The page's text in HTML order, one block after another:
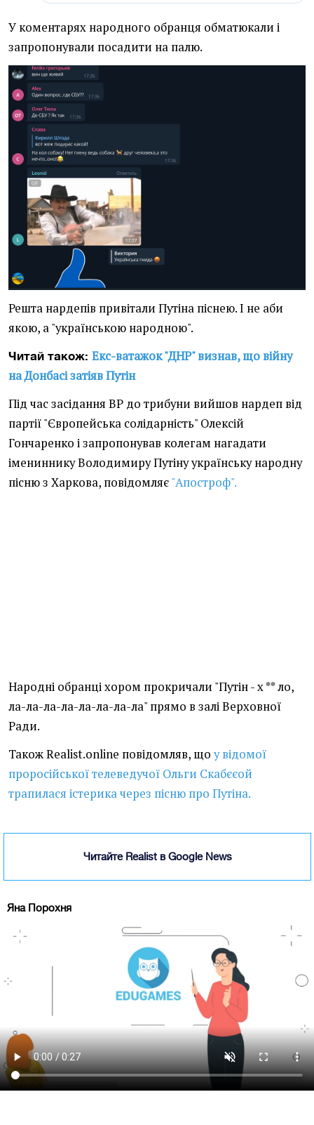
У коментарях народного обранця обматюкали і
запропонували посадити на палю.
Решта нардепів привітали Путіна піснею. І не аби
якою, а "українською народною".
Читай також: Екс-ватажок "ДНР" визнав, що війну
на Донбасі затіяв Путін
Під час засідання ВР до трибуни вийшов нардеп від
партії "Європейська солідарність" Олексій
Гончаренко і запропонував колегам нагадати
імениннику Володимиру Путіну українську народну
пісню з Харкова, повідомляє"Апостроф".
Народні обранці хором прокричали "Путін - х ** ло,
ла-ла-ла-ла-ла-ла-ла-ла" прямо в залі Верховної
Ради.
Також Realist.online повідомляв, що у відомої
проросійської телеведучої Ольги Скабєєой
трапилася істерика через пісню про Путіна.
Читайте Realist в Google News
Яна Порохня